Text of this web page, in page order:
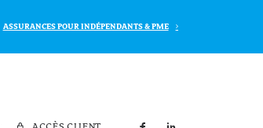
ASSURANCES POUR INDÉPENDANTS & PME